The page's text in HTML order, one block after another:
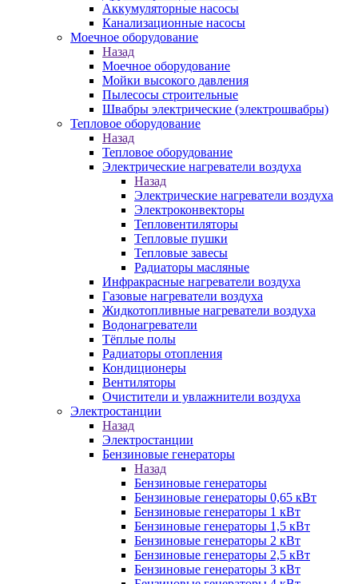
Аккумуляторные насосы
Канализационные насосы
Моечное оборудование
Назад
Моечное оборудование
Мойки высокого давления
Пылесосы строительные
Швабры электрические (электрошвабры)
Тепловое оборудование
Назад
Тепловое оборудование
Электрические нагреватели воздуха
Назад
Электрические нагреватели воздуха
Электроконвекторы
Тепловентиляторы
Тепловые пушки
Тепловые завесы
Радиаторы масляные
Инфракрасные нагреватели воздуха
Газовые нагреватели воздуха
Жидкотопливные нагреватели воздуха
Водонагреватели
Тёплые полы
Радиаторы отопления
Кондиционеры
Вентиляторы
Очистители и увлажнители воздуха
Электростанции
Назад
Электростанции
Бензиновые генераторы
Назад
Бензиновые генераторы
Бензиновые генераторы 0,65 кВт
Бензиновые генераторы 1 кВт
Бензиновые генераторы 1,5 кВт
Бензиновые генераторы 2 кВт
Бензиновые генераторы 2,5 кВт
Бензиновые генераторы 3 кВт